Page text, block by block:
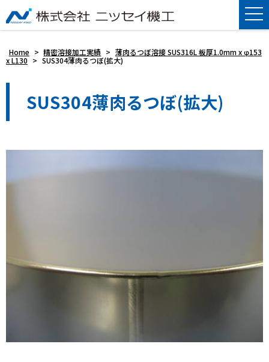
Home > 精密溶接加工実績 > 薄肉るつぼ溶接 SUS316L 板厚1.0mm x φ153
x L130 > SUS304薄肉るつぼ(拡大)
SUS304薄肉るつぼ(拡大)